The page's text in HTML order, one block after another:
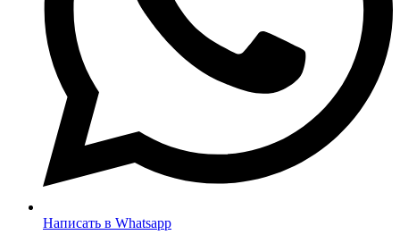
Написать в Whatsapp